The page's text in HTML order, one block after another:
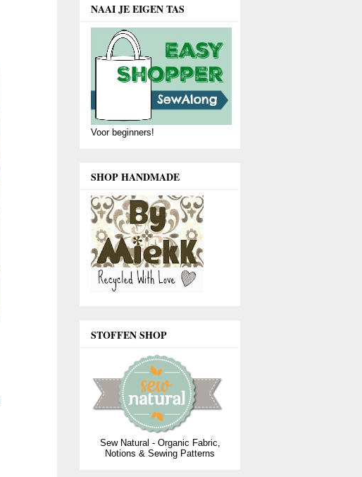
NAAI JE EIGEN TAS
Voor beginners!
SHOP HANDMADE
STOFFEN SHOP
Sew Natural - Organic Fabric,
Notions & Sewing Patterns